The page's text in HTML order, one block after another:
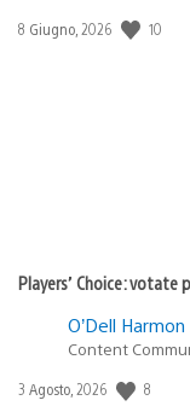
Data
8 Giugno, 2026 10
Players’ Choice: votate
O’Dell Harmon
Content
Data
3 Agosto, 2026 8